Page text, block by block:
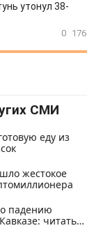
утонул 38-
0 176
СМИ
еду из
жестокое
падению
читать